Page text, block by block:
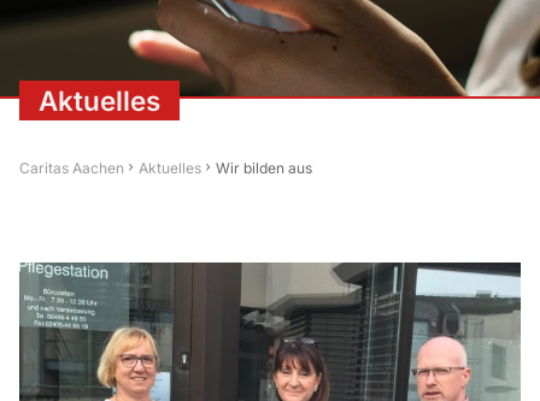
Aktuelles
Caritas Aachen Aktuelles Wir bilden aus